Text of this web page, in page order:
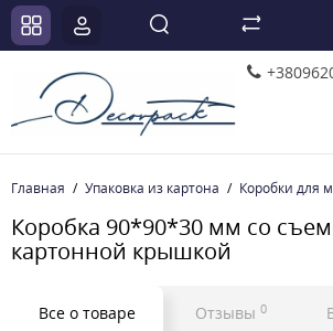
Главная Упаковка из картона Коробки для
Коробка 90*90*30 мм со
картонной крышкой
Все о товаре Отзывы 0